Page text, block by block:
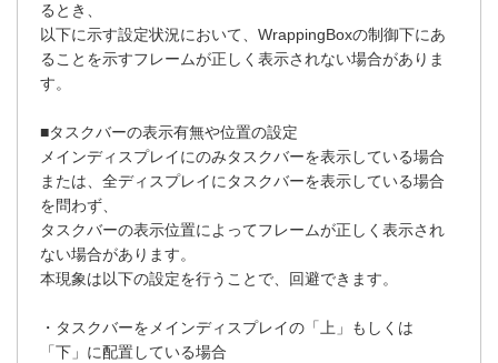
るとき、
以下に示す設定状況において、WrappingBoxの制御下にあ
ることを示すフレームが正しく表示されない場合がありま
す。
■タスクバーの表示有無や位置の設定
メインディスプレイにのみタスクバーを表示している場合
または、全ディスプレイにタスクバーを表示している場合
を問わず、
タスクバーの表示位置によってフレームが正しく表示され
ない場合があります。
本現象は以下の設定を行うことで、回避できます。
・タスクバーをメインディスプレイの「上」もしくは
「下」に配置している場合